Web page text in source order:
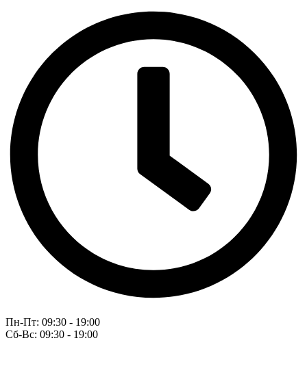
Пн-Пт: 09:30 - 19:00
Сб-Вс: 09:30 - 19:00